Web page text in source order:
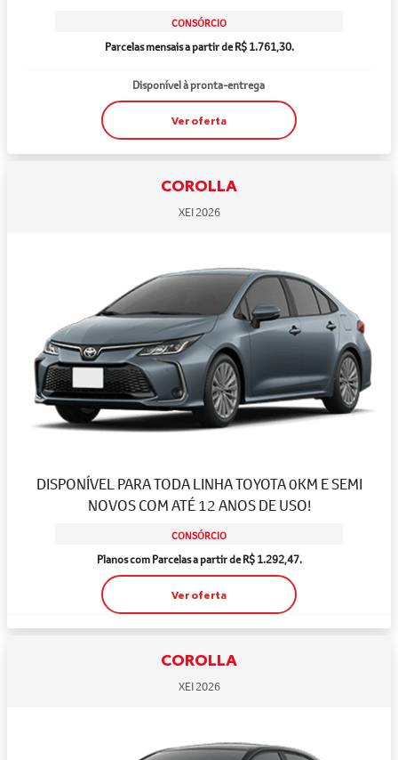
CONSÓRCIO
Parcelas mensais a partir de R$ 1.761,30.
Disponível à pronta-entrega
Ver oferta
COROLLA
XEI 2026
DISPONÍVEL PARA TODA LINHA TOYOTA 0KM E SEMI
NOVOS COM ATÉ 12 ANOS DE USO!
CONSÓRCIO
Planos com Parcelas a partir de R$ 1.292,47.
Ver oferta
COROLLA
XEI 2026